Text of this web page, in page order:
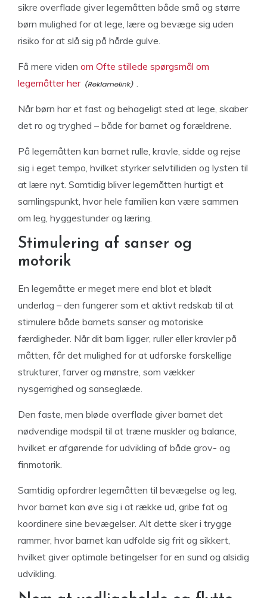
sikre overflade giver legemåtten både små og større
børn mulighed for at lege, lære og bevæge sig uden
risiko for at slå sig på hårde gulve.
Få mere viden om Ofte stillede spørgsmål om
legemåtter her
Når børn har et fast og behageligt sted at lege, skaber
det ro og tryghed – både for barnet og forældrene.
På legemåtten kan barnet rulle, kravle, sidde og rejse
sig i eget tempo, hvilket styrker selvtilliden og lysten til
at lære nyt. Samtidig bliver legemåtten hurtigt et
samlingspunkt, hvor hele familien kan være sammen
om leg, hyggestunder og læring.
Stimulering af sanser og
motorik
En legemåtte er meget mere end blot et blødt
underlag – den fungerer som et aktivt redskab til at
stimulere både barnets sanser og motoriske
færdigheder. Når dit barn ligger, ruller eller kravler på
måtten, får det mulighed for at udforske forskellige
strukturer, farver og mønstre, som vækker
nysgerrighed og sanseglæde.
Den faste, men bløde overflade giver barnet det
nødvendige modspil til at træne muskler og balance,
hvilket er afgørende for udvikling af både grov- og
finmotorik.
Samtidig opfordrer legemåtten til bevægelse og leg,
hvor barnet kan øve sig i at række ud, gribe fat og
koordinere sine bevægelser. Alt dette sker i trygge
rammer, hvor barnet kan udfolde sig frit og sikkert,
hvilket giver optimale betingelser for en sund og alsidig
udvikling.